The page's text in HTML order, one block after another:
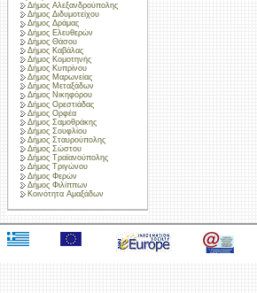
Δήμος Αλεξανδρούπολης
Δήμος Διδυμοτείχου
Δήμος Δράμας
Δήμος Ελευθερών
Δήμος Θάσου
Δήμος Καβάλας
Δήμος Κομοτηνής
Δήμος Κυπρίνου
Δήμος Μαρωνείας
Δήμος Μεταξάδων
Δήμος Νικηφόρου
Δήμος Ορεστιάδας
Δήμος Ορφέα
Δήμος Σαμοθράκης
Δήμος Σουφλίου
Δήμος Σταυρούπολης
Δήμος Σώστου
Δήμος Τραϊανούπολης
Δήμος Τριγώνου
Δήμος Φερών
Δήμος Φιλίππων
Κοινότητα Αμαξάδων